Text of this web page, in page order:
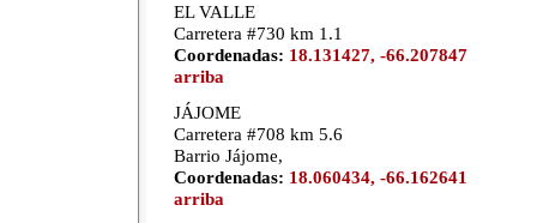
EL VALLE
Carretera #730 km 1.1
Coordenadas: 18.131427, -66.207847
arriba
JÁJOME
Carretera #708 km 5.6
Barrio Jájome,
Coordenadas: 18.060434, -66.162641
arriba